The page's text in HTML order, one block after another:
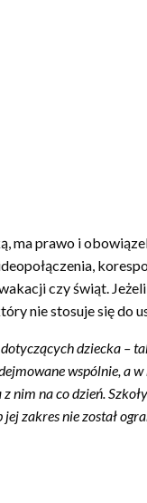
ma prawo i
czy świąt.
nie stosuje się do
dziecka –
wspólnie, a
na co dzień.
zakres nie został